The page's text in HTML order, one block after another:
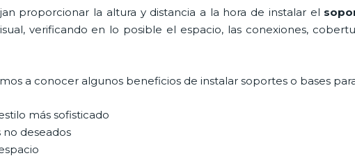
proporcionar la altura y distancia a la hora de instalar el
verificando en lo posible el espacio, las conexiones,
a conocer algunos beneficios de instalar soportes o bases
más sofisticado
no deseados